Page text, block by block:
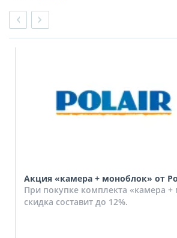
Акция «камера + моноблок» от
При покупке комплекта «камера
скидка составит до 12%.